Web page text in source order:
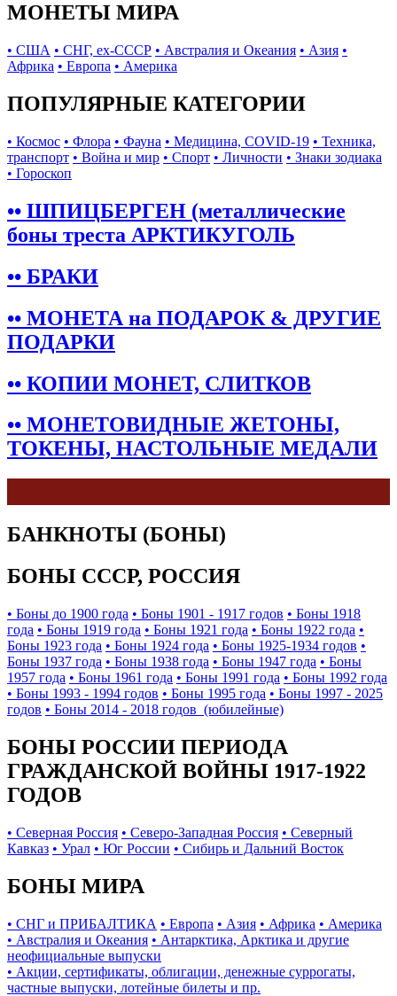
МОНЕТЫ МИРА
• США • СНГ, ex-СССР • Австралия и Океания • Азия •
Африка • Европа • Америка
ПОПУЛЯРНЫЕ КАТЕГОРИИ
• Космос • Флора • Фауна • Медицина, COVID-19 • Техника,
транспорт • Война и мир • Спорт • Личности • Знаки зодиака
• Гороскоп
•• ШПИЦБЕРГЕН (металлические
боны треста АРКТИКУГОЛЬ
•• БРАКИ
•• МОНЕТА на ПОДАРОК & ДРУГИЕ
ПОДАРКИ
•• КОПИИ МОНЕТ, СЛИТКОВ
•• МОНЕТОВИДНЫЕ ЖЕТОНЫ,
ТОКЕНЫ, НАСТОЛЬНЫЕ МЕДАЛИ
БАНКНОТЫ (БОНЫ)
БОНЫ СССР, РОССИЯ
• Боны до 1900 года • Боны 1901 - 1917 годов • Боны 1918
года • Боны 1919 года • Боны 1921 года • Боны 1922 года •
Боны 1923 года • Боны 1924 года • Боны 1925-1934 годов •
Боны 1937 года • Боны 1938 года • Боны 1947 года • Боны
1957 года • Боны 1961 года • Боны 1991 года • Боны 1992 года
• Боны 1993 - 1994 годов • Боны 1995 года • Боны 1997 - 2025
годов • Боны 2014 - 2018 годов (юбилейные)
БОНЫ РОССИИ ПЕРИОДА
ГРАЖДАНСКОЙ ВОЙНЫ 1917-1922
ГОДОВ
• Северная Россия • Северо-Западная Россия • Северный
Кавказ • Урал • Юг России • Сибирь и Дальний Восток
БОНЫ МИРА
• СНГ и ПРИБАЛТИКА • Европа • Азия • Африка • Америка
• Австралия и Океания • Антарктика, Арктика и другие
неофициальные выпуски
• Акции, сертификаты, облигации, денежные суррогаты,
частные выпуски, лотейные билеты и пр.